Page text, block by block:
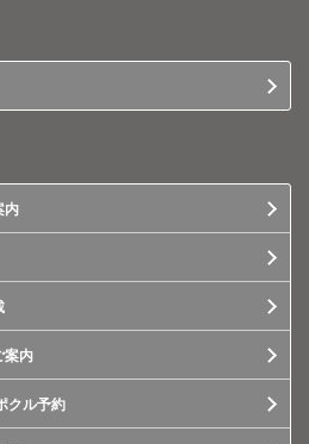
内
案内
クル予約